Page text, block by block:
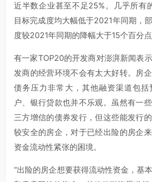
近半数企业甚至不足25%。几乎所有
目标完成度均大幅低于2021年同期，
度较2021年同期的降幅大于15个百分点
有一家TOP20的开发商对澎湃新闻表
发商的经营环境不会有太大好转。房
债务压力非常大，其他融资渠道包括
户、银行贷款也并不乐观。虽然有一
三方增信的债券发行，但这些能发行
较安全的房企，对于已经出险的房企
资金流动性紧张的困境。
“出险的房企想要获得流动性资金，基